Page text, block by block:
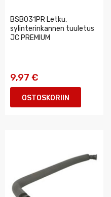
BSB031PR Letku,
sylinterinkannen tuuletus
JC PREMIUM
9,97 €
OSTOSKORIIN